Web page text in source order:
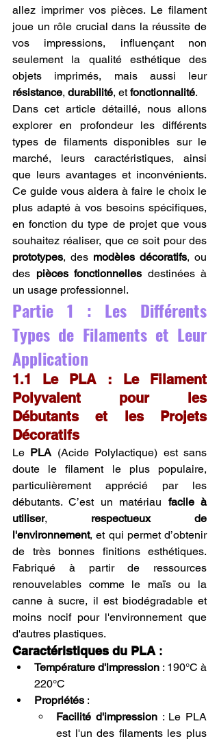
allez imprimer vos pièces. Le filament
joue un rôle crucial dans la réussite de
vos impressions, influençant non
seulement la qualité esthétique des
objets imprimés, mais aussi leur
résistance, durabilité, et fonctionnalité.
Dans cet article détaillé, nous allons
explorer en profondeur les différents
types de filaments disponibles sur le
marché, leurs caractéristiques, ainsi
que leurs avantages et inconvénients.
Ce guide vous aidera à faire le choix le
plus adapté à vos besoins spécifiques,
en fonction du type de projet que vous
prototypes, des modèles décoratifs, ou
des pièces fonctionnelles destinées à
un usage professionnel.
Partie 1 : Les Différents
Types de Filaments et Leur
Application
1.1 Le PLA : Le Filament
Polyvalent pour les
Débutants et les Projets
Décoratifs
Le PLA (Acide Polylactique) est sans
doute le filament le plus populaire,
particulièrement apprécié par les
débutants. C’est un matériau facile à
utiliser, respectueux de
l'environnement, et qui permet d’obtenir
de très bonnes finitions esthétiques.
Fabriqué à partir de ressources
renouvelables comme le maïs ou la
canne à sucre, il est biodégradable et
moins nocif pour l'environnement que
d'autres plastiques.
Caractéristiques du PLA :
Température d'impression : 190°C à
220°C
Propriétés :
Facilité d'impression : Le PLA
est l'un des filaments les plus